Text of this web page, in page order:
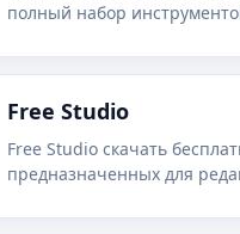
полный набор
Free Studio
Free Studio скачать
предназначенных для